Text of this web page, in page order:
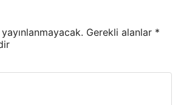
Gerekli alanlar *